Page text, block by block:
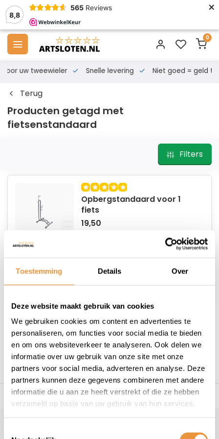
Toestemming Details Over
Deze website maakt gebruik van cookies
We gebruiken cookies om content en advertenties te
personaliseren, om functies voor social media te bieden
en om ons websiteverkeer te analyseren. Ook delen we
informatie over uw gebruik van onze site met onze
partners voor social media, adverteren en analyse. Deze
partners kunnen deze gegevens combineren met andere
informatie die u aan ze heeft verstrekt of die ze hebben
verzameld op basis van uw gebruik van hun services.
8,8
565 Reviews ×
0
voor uw tweewieler Snelle levering Niet goed = geld
Terug
Producten getagd met
fietsenstandaard
Filters
Opbergstandaard voor 1
fiets
19,50
1
voor uw tweewieler Snelle levering Niet goed = geld